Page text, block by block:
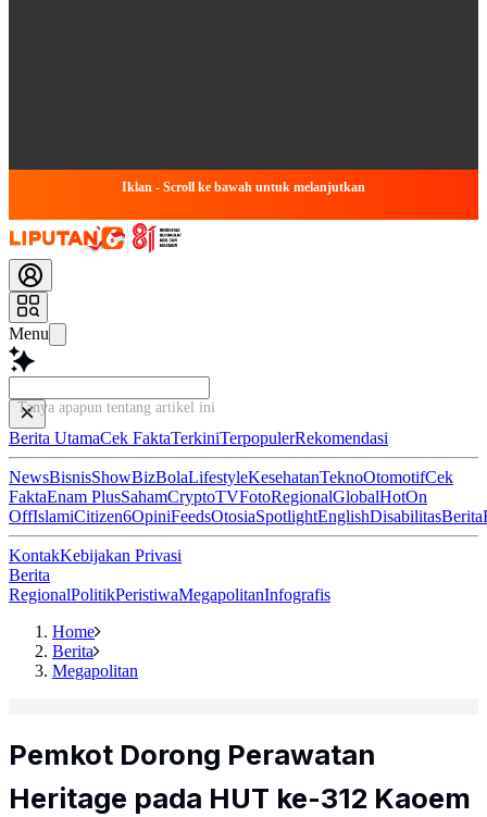
Iklan - Scroll ke bawah untuk melanjutkan
Menu
Tanya apapun tentang artikel ini
Berita UtamaCek FaktaTerkiniTerpopulerRekomendasi
NewsBisnisShowBizBolaLifestyleKesehatanTeknoOtomotifCek
FaktaEnam PlusSahamCryptoTVFotoRegionalGlobalHotOn
OffIslamiCitizen6OpiniFeedsOtosiaSpotlightEnglishDisabilitasBerita
KontakKebijakan Privasi
Berita
RegionalPolitikPeristiwaMegapolitanInfografis
Home
Berita
Megapolitan
Pemkot Dorong Perawatan
Heritage pada HUT ke-312 Kaoem